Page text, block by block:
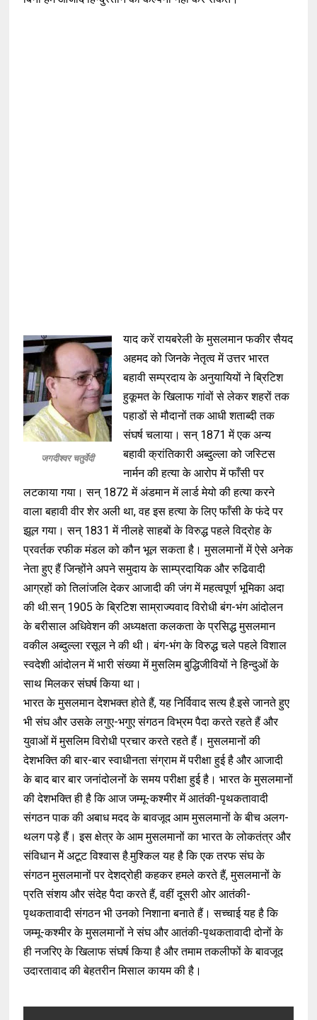
जगदीश्वर चतुर्वेदी
याद करें रायबरेली के मुसलमान फकीर सैयद
अहमद को जिनके नेतृत्व में उत्तर भारत
बहावी सम्प्रदाय के अनुयायियों ने ब्रिटिश
हुकूमत के खिलाफ गांवों से लेकर शहरों तक
पहाडों से मौदानों तक आधी शताब्दी तक
संघर्ष चलाया ।सन् 1871 में एक अन्य
बहावी क्रांतिकारी अब्दुल्ला को जस्टिस
नार्मन की हत्या के आरोप में फाँसी पर
लटकाया गया ।सन् 1872 में अंडमान में लार्ड मेयो की हत्या करने
वाला बहावी वीर शेर अली था,वह इस हत्या के लिए फाँसी के फंदे पर
झूल गया ।सन् 1831 में नीलहे साहबों के विरुद्ध पहले विद्रोह के
प्रवर्तक रफीक मंडल को कौन भूल सकता है ।मुसलमानों में ऐसे अनेक
नेता हुए हैं जिन्होंने अपने समुदाय के साम्प्रदायिक और रुढिवादी
आग्रहों को तिलांजलि देकर आजादी की जंग में महत्वपूर्ण भूमिका अदा
की थी.सन् 1905 के ब्रिटिश साम्राज्यवाद विरोधी बंग-भंग आंदोलन
के बरीसाल अधिवेशन की अध्यक्षता कलकता के प्रसिद्ध मुसलमान
वकील अब्दुल्ला रसूलने की थी ।बंग-भंग के विरुद्ध चले पहले विशाल
स्वदेशी आंदोलन में भारी संख्या में मुसलिम बुद्धिजीवियों ने हिन्दुओं के
साथ मिलकर संघर्ष किया था।
भारत के मुसलमान देशभक्त होते हैं,यह निर्विवाद सत्य है.इसे जानते हुए
भी संघ और उसके लगुए-भगुए संगठन विभ्रम पैदा करते रहते हैं और
युवाओं में मुसलिम विरोधी प्रचार करते रहते हैं।मुसलमानों की
देशभक्ति की बार-बार स्वाधीनता संग्राम में परीक्षा हुई है और आजादी
के बाद बार बार जनांदोलनों के समय परीक्षा हुई है।भारत के मुसलमानों
की देशभक्ति ही है कि आज जम्मू-कश्मीर में आतंकी-पृथकतावादी
संगठन पाक की अबाध मदद के बावजूद आम मुसलमानों के बीच अलग-
थलग पड़े हैं।इस क्षेत्र के आम मुसलमानों का भारत के लोकतंत्र और
संविधान मेें अटूट विश्वास है.मुश्किल यह है कि एक तरफ संघ के
संगठन मुसलमानों पर देशद्रोही कहकर हमले करते हैं,मुसलमानों के
प्रति संशय और संदेह पैदा करते हैं,वहीं दूसरी ओर आतंकी-
पृथकतावादी संगठनभी उनको निशाना बनाते हैं।सच्चाई यह है कि
जम्मू-कश्मीर के मुसलमानों ने संघ और आतंकी-पृथकतावादी दोनों के
ही नजरिए के खिलाफ संघर्ष किया है और तमाम तकलीफों के बावजूद
उदारतावाद की बेहतरीन मिसाल कायम की है।